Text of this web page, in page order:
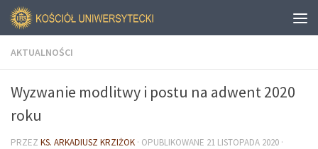
AKTUALNOŚCI
Wyzwanie modlitwy i postu na adwent 2020
roku
PRZEZ KS. ARKADIUSZ KRZIŻOK · OPUBLIKOWANE 21 LISTOPADA 2020 ·